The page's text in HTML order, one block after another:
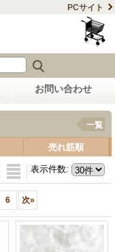
PCサイト
お問い合わせ
一覧
売れ筋順
表示件数:
6 次»